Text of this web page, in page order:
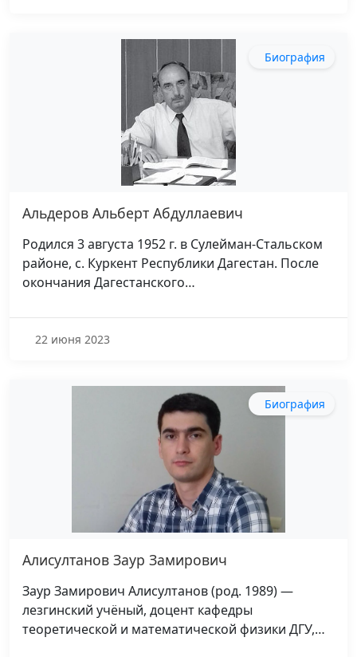
Биография
Альдеров Альберт Абдуллаевич
Родился 3 августа 1952 г. в Сулейман-Стальском
районе, с. Куркент Республики Дагестан. После
окончания Дагестанского…
22 июня 2023
Биография
Алисултанов Заур Замирович
Заур Замирович Алисултанов (род. 1989) —
лезгинский учёный, доцент кафедры
теоретической и математической физики ДГУ,…